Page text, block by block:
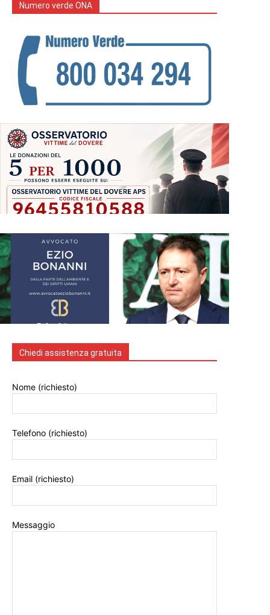
Numero verde ONA
Chiedi assistenza gratuita
Nome (richiesto)
Telefono (richiesto)
Email (richiesto)
Messaggio